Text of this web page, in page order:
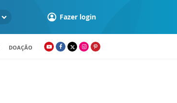
Fazer login
DOAÇÃO